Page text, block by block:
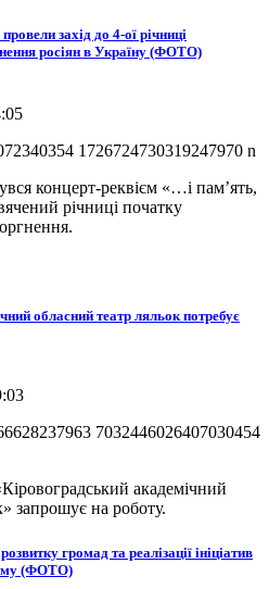
захід до 4-ої річниці
росіян в Україну (ФОТО)
концерт-реквієм «…і пам’ять,
річниці початку
обласний театр ляльок потребує
академічний
запрошує на роботу.
громад та реалізації ініціатив
(ФОТО)